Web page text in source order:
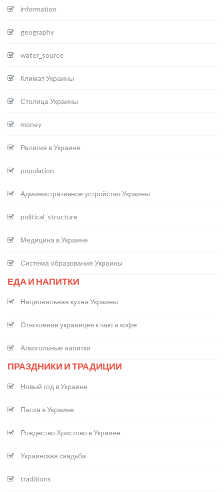
information
geography
water_source
Климат Украины
Столица Украины
money
Религия в Украине
population
Административное устройство Украины
political_structure
Медицина в Украине
Система образования Украины
ЕДА И НАПИТКИ
Национальная кухня Украины
Отношение украинцев к чаю и кофе
Алкогольные напитки
ПРАЗДНИКИ И ТРАДИЦИИ
Новый год в Украине
Пасха в Украине
Рождество Христово в Украине
Украинская свадьба
traditions